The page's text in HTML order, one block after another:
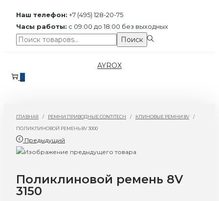
Наш телефон: +7 (495) 128-20-75
Часы работы: с 09:00 до 18:00 без выходных
Поиск:>
Поиск
к
к
AYROX
0
ГЛАВНАЯ / РЕМНИ ПРИВОДНЫЕ CONTITECH / КЛИНОВЫЕ РЕМНИ 8V /
ПОЛИКЛИНОВОЙ РЕМЕНЬ 8V 3000
Предыдущий
Поликлиновой ремень 8V
3150